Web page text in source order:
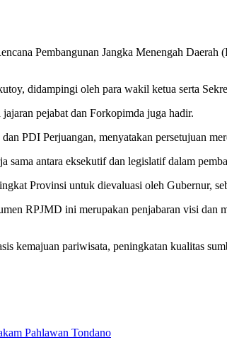
Pembangunan Jangka Menengah
didampingi oleh para wakil ketua serta
pejabat dan Forkopimda juga hadir.
PDI Perjuangan, menyatakan persetujuan
antara eksekutif dan legislatif dalam
Provinsi untuk dievaluasi oleh Gubernur,
RPJMD ini merupakan penjabaran visi dan
kemajuan pariwisata, peningkatan kualitas
Pahlawan Tondano